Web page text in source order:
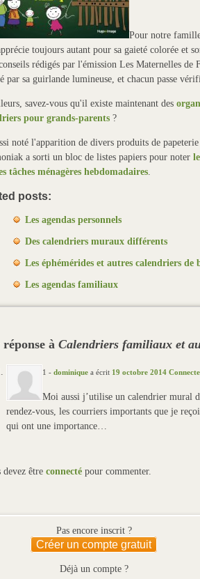
Pour notre
toujours autant pour sa gaieté colorée et
rédigés par l'émission Les Maternelles
par sa guirlande lumineuse, et chacun passe
savez-vous qu'il existe maintenant des
pour grands-parents?
noté l'apparition de divers produits de
a sorti un bloc de listes papiers pour noter
tâches ménagères hebdomadaires.
posts:
Les agendas personnels
Des calendriers muraux différents
Les éphémérides et autres calendriers de
Les agendas familiaux
réponse à Calendriers familiaux et
1 - dominiquea écrit 19 octobre 2014
Moi aussi j’utilise un calendrier mural
rendez-vous, les courriers importants que je
qui ont une importance…
devez être connectépour commenter.
Pas encore inscrit ?
Créer un compte gratuit
Déjà un compte ?